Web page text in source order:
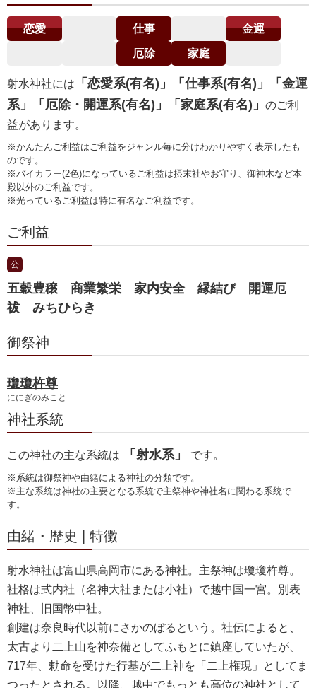
恋愛 仕事 金運
厄除 家庭
射水神社には
「恋愛系(有名)」「仕事系(有名)」「金運
系」「厄除・開運系(有名)」「家庭系(有名)」 のご利
益があります。
※かんたんご利益はご利益をジャンル毎に分けわかりやすく表示したも
のです。
※バイカラー(2色)になっているご利益は摂末社やお守り、御神木など本
殿以外のご利益です。
※光っているご利益は特に有名なご利益です。
ご利益
公
五穀豊穣 商業繁栄 家内安全 縁結び 開運厄
祓 みちひらき
御祭神
瓊瓊杵尊
ににぎのみこと
神社系統
この神社の主な系統は 「 射水系」 です。
※系統は御祭神や由緒による神社の分類です。
※主な系統は神社の主要となる系統で主祭神や神社名に関わる系統で
す。
由緒・歴史 | 特徴
射水神社は富山県高岡市にある神社。主祭神は瓊瓊杵尊。
社格は式内社（名神大社または小社）で越中国一宮。別表
神社、旧国幣中社。
創建は奈良時代以前にさかのぼるという。社伝によると、
太古より二上山を神奈備としてふもとに鎮座していたが、
717年、勅命を受けた行基が二上神を「二上権現」としてま
つったとされる。以降、越中でもっとも高位の神社として